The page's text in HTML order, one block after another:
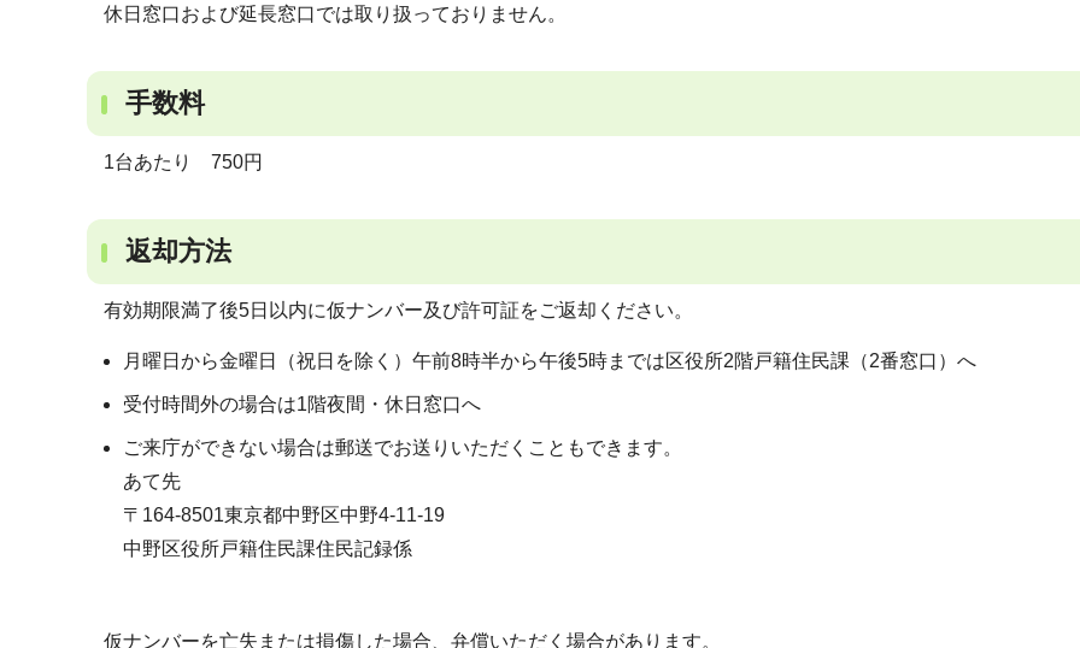
休日窓口および延長窓口では取り扱っておりません。
手数料
1台あたり 750円
返却方法
有効期限満了後5日以内に仮ナンバー及び許可証をご返却ください。
月曜日から金曜日（祝日を除く）午前8時半から午後5時までは区役所2階戸籍住民課（2番窓口）へ
受付時間外の場合は1階夜間・休日窓口へ
ご来庁ができない場合は郵送でお送りいただくこともできます。
あて先
〒164-8501東京都中野区中野4-11-19
中野区役所戸籍住民課住民記録係
仮ナンバーを亡失または損傷した場合、弁償いただく場合があります。